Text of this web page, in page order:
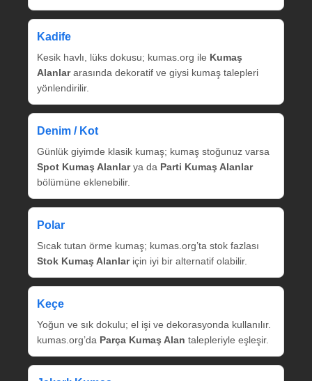
Kadife
Kesik havlı, lüks dokusu; kumas.org ile Kumaş
Alanlararasında dekoratif ve giysi kumaş talepleri
yönlendirilir.
Denim / Kot
Günlük giyimde klasik kumaş; kumaş stoğunuz varsa
Spot Kumaş Alanlarya da Parti Kumaş Alanlar
bölümüne eklenebilir.
Polar
Sıcak tutan örme kumaş; kumas.org’ta stok fazlası
Stok Kumaş Alanlariçin iyi bir alternatif olabilir.
Keçe
Yoğun ve sık dokulu; el işi ve dekorasyonda kullanılır.
kumas.org’da Parça Kumaş Alan talepleriyle eşleşir.